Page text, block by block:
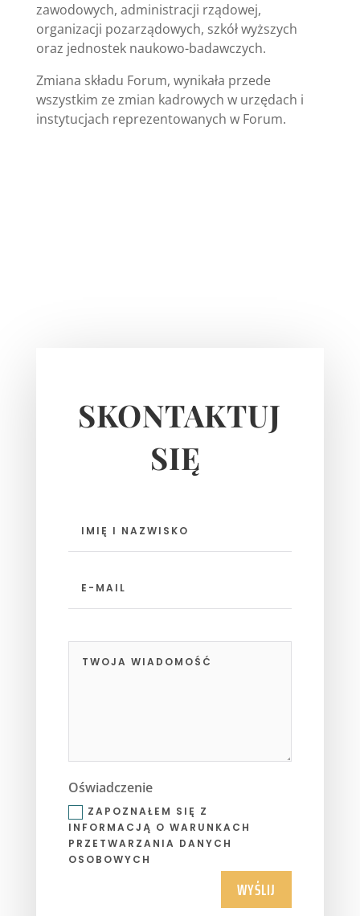
zawodowych, administracji rządowej,
organizacji pozarządowych, szkół wyższych
oraz jednostek naukowo-badawczych.
Zmiana składu Forum, wynikała przede
wszystkim ze zmian kadrowych w urzędach i
instytucjach reprezentowanych w Forum.
SKONTAKTUJ
SIĘ
nazwisko
mail
wiadomość
Oświadczenie
Oświadczenie
ZAPOZNAŁEM SIĘ Z
INFORMACJĄ O WARUNKACH
PRZETWARZANIA DANYCH
OSOBOWYCH
WYŚLIJ